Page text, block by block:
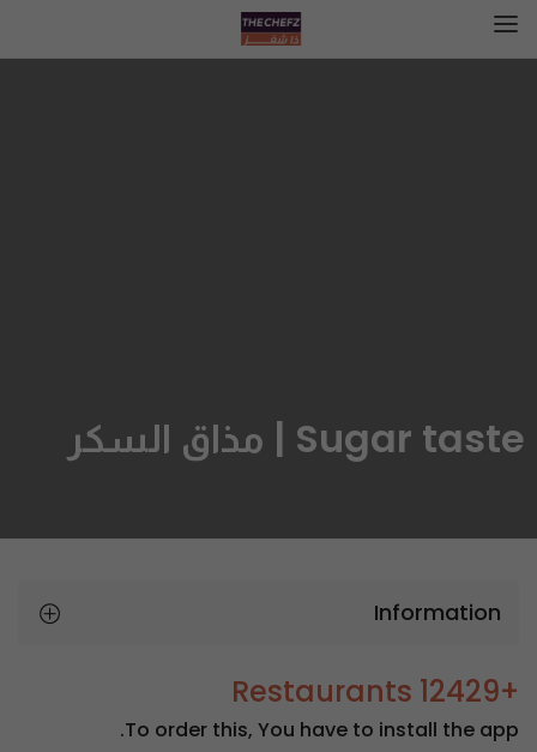
Sugar taste | مذاق السكر
Information
+12429 Restaurants
To order this, You have to install the app.